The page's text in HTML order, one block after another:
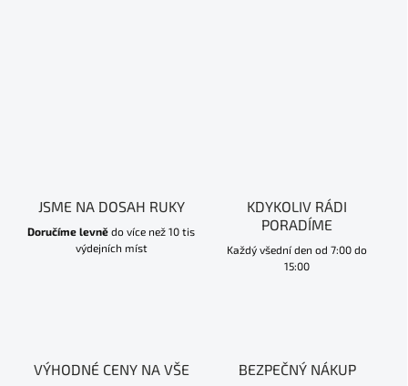
JSME NA DOSAH RUKY
Doručíme levně do více než 10 tis
výdejních míst
KDYKOLIV RÁDI
PORADÍME
Každý všední den od 7:00 do
15:00
VÝHODNÉ CENY NA VŠE BEZPEČNÝ NÁKUP